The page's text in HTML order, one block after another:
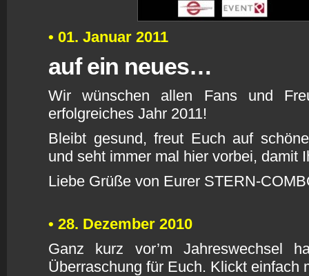
• 01. Januar 2011
auf ein neues…
Wir wünschen allen Fans und
erfolgreiches Jahr 2011!
Bleibt gesund, freut Euch auf
und seht immer mal hier vorbei,
Liebe Grüße von Eurer STERN-
• 28. Dezember 2010
Ganz kurz vor’m Jahreswechsel
Überraschung für Euch. Klickt einfach